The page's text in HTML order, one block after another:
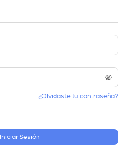
¿Olvidaste tu contraseña?
Iniciar Sesión